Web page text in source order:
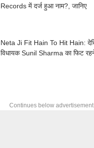
Records में दर्ज हुआ नाम?, जानिए
Neta Ji Fit Hain To Hit Hain:
विधायक Sunil Sharma का फिट रहने
Continues below advertisement